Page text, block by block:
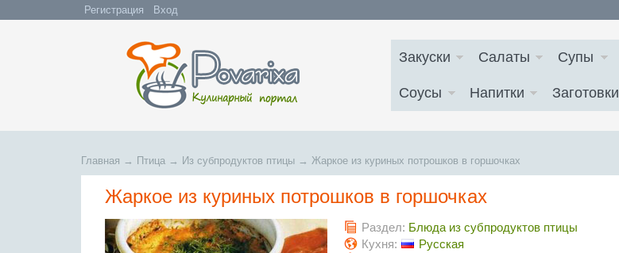
Регистрация Вход
Закуски Салаты Супы
Соусы Напитки Заготовки
Главная → Птица → Из субпродуктов птицы → Жаркое из куриных потрошков в горшочках
Жаркое из куриных потрошков в горшочках
Раздел: Блюда из субпродуктов птицы
Кухня:
Русская